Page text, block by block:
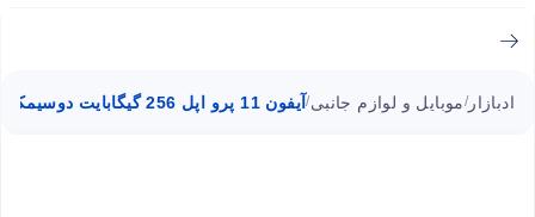
ادبازار /موبایل و لوازم جانبی/آیفون 11 پرو اپل 256 گیگابایت دوسیمکارت